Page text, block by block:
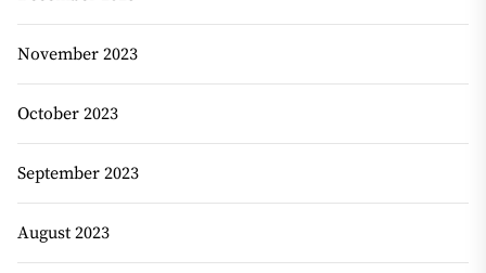
November 2023
October 2023
September 2023
August 2023